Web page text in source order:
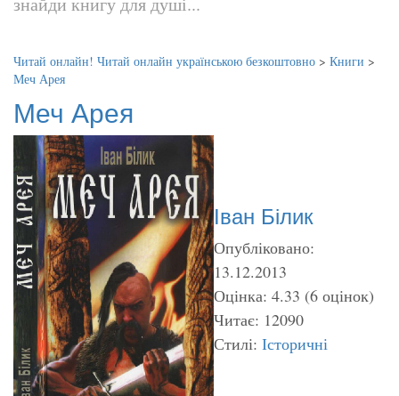
Читай онлайн! Читай онлайн українською безкоштовно > Книги >
Меч Арея
Меч Арея
Іван Білик
Опубліковано:
13.12.2013
Оцінка: 4.33 (6 оцінок)
Читає: 12090
Стилі: Історичні